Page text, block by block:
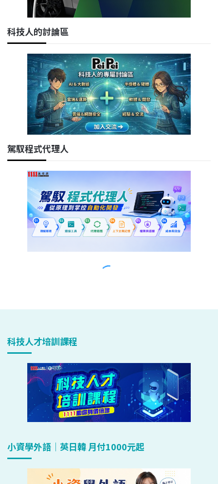
科技人才培訓課程
小資學外語｜英日韓 月付1000元起